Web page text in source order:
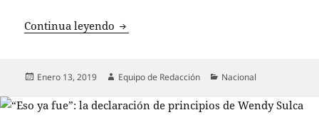
Continua leyendo ¿Empieza a armarse el rompecabezas
Publicado
Enero 13, 2019 Autor
Equipo de Redacción Categorías
Nacional